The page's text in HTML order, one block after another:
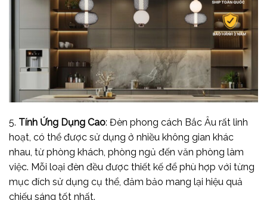
5. Tính Ứng Dụng Cao: Đèn phong cách Bắc Âu rất linh
hoạt, có thể được sử dụng ở nhiều không gian khác
nhau, từ phòng khách, phòng ngủ đến văn phòng làm
việc. Mỗi loại đèn đều được thiết kế để phù hợp với từng
mục đích sử dụng cụ thể, đảm bảo mang lại hiệu quả
chiếu sáng tốt nhất.